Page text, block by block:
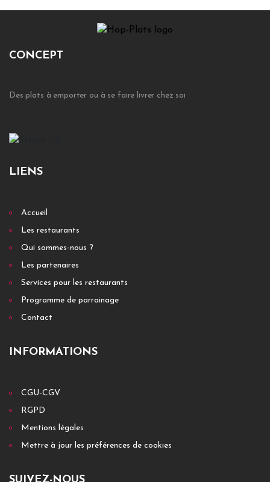
CONCEPT
Des plats à emporter ou à se faire livrer chez soi
LIENS
Accueil
Les restaurants
Qui sommes-nous ?
Les partenaires
Services pour les restaurants
Programme de parrainage
Contact
INFORMATIONS
CGU-CGV
RGPD
Mentions légales
Mettre à jour les préférences de cookies